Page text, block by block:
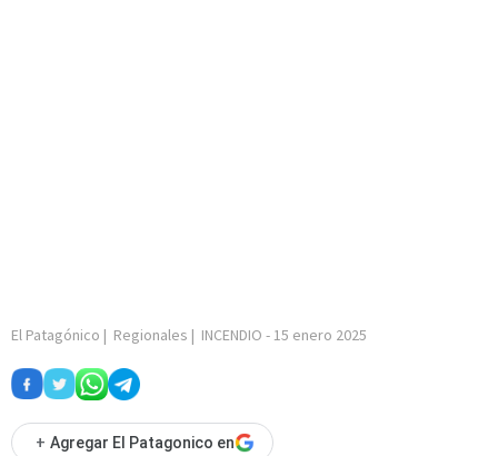
El Patagónico | Regionales | INCENDIO - 15 enero 2025
+ Agregar El Patagonico en